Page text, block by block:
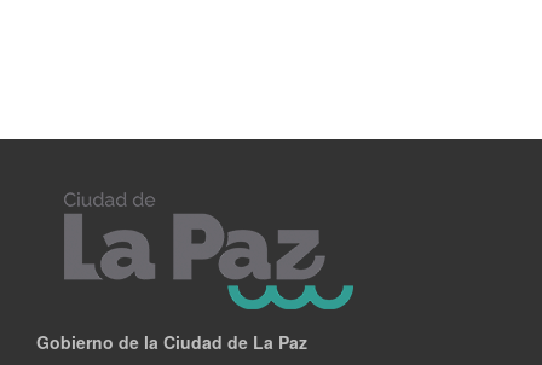
Gobierno de la Ciudad de La Paz